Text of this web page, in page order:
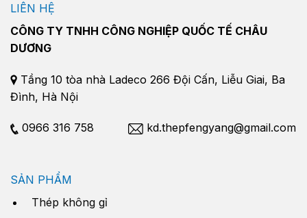
LIÊN HỆ
CÔNG TY TNHH CÔNG NGHIỆP QUỐC TẾ CHÂU
DƯƠNG
Tầng 10 tòa nhà Ladeco 266 Đội Cấn, Liễu Giai, Ba
Đình, Hà Nội
0966 316 758 kd.thepfengyang@gmail.com
SẢN PHẨM
Thép không gỉ